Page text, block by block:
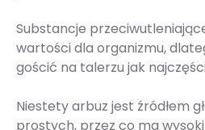
Substancje
wartości dla organizmu,
gościć na talerzu jak
Niestety arbuz jest źródłem
prostych, przez co ma